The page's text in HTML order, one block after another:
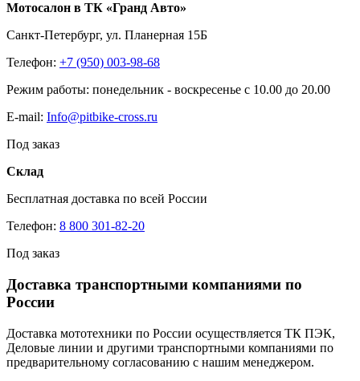
Мотосалон в ТК «Гранд Авто»
Санкт-Петербург, ул. Планерная 15Б
Телефон: +7 (950) 003-98-68
Режим работы: понедельник - воскресенье с 10.00 до 20.00
E-mail: Info@pitbike-cross.ru
Под заказ
Склад
Бесплатная доставка по всей России
Телефон: 8 800 301-82-20
Под заказ
Доставка транспортными компаниями по
России
Доставка мототехники по России осуществляется ТК ПЭК,
Деловые линии и другими транспортными компаниями по
предварительному согласованию с нашим менеджером.